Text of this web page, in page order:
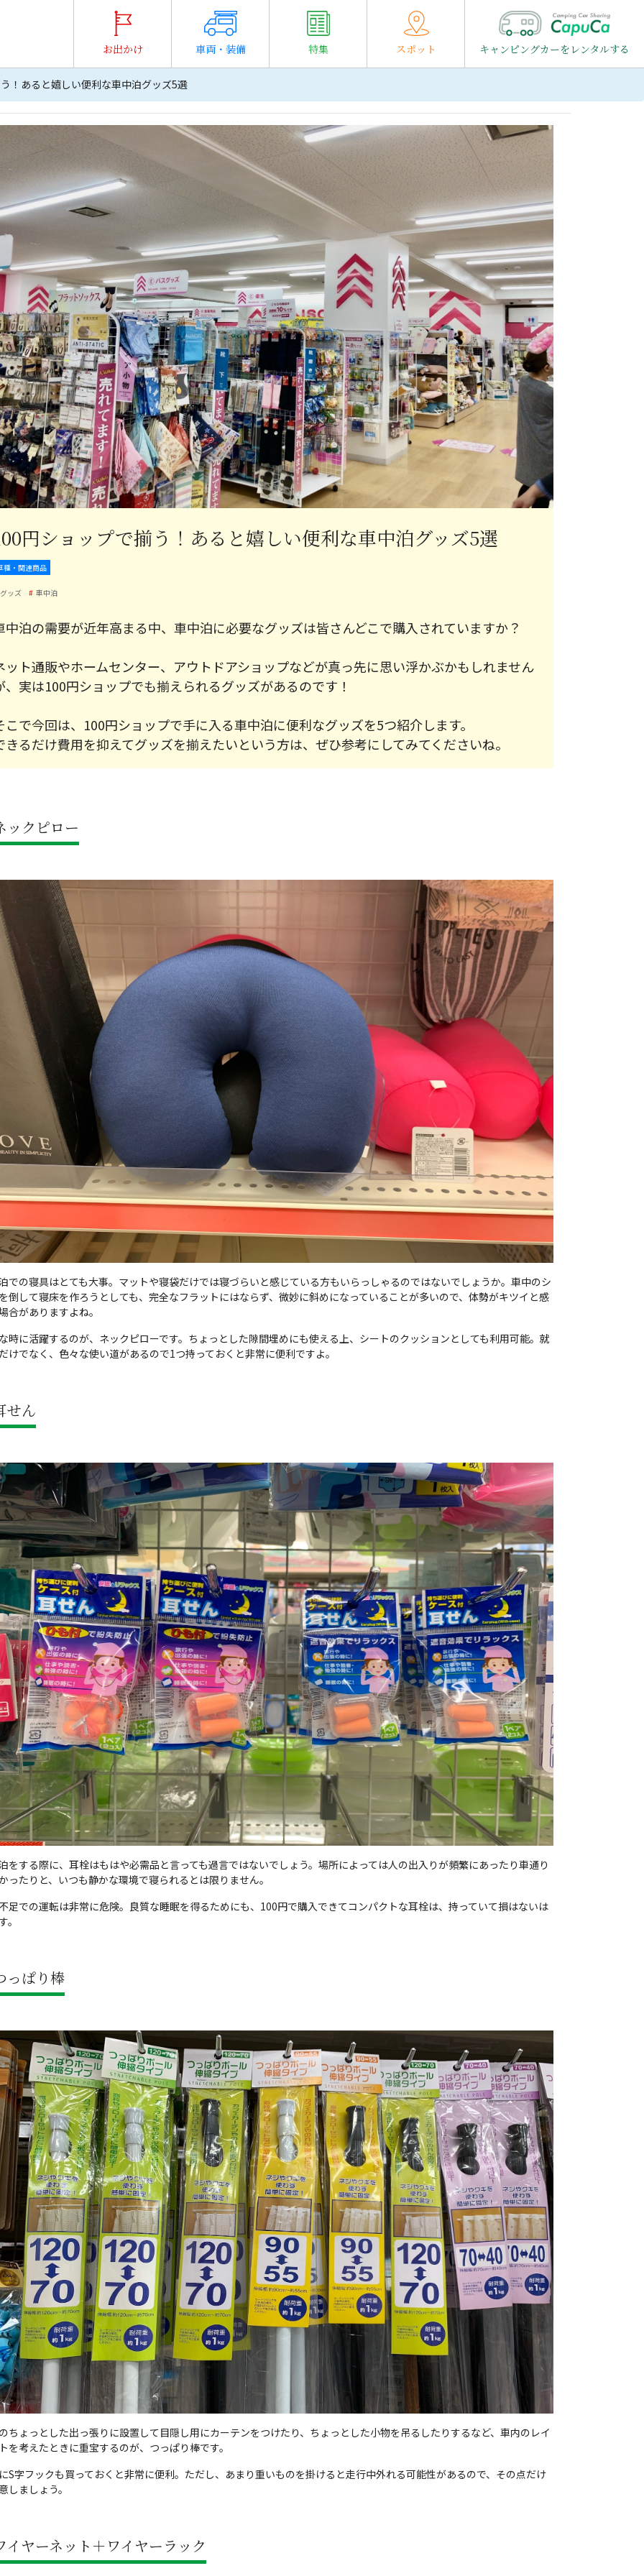
お出かけ 車両・装備 特集 スポット キャンピングカーをレンタルする
！あると嬉しい便利な車中泊グッズ5選
円ショップで揃う！あると嬉しい便利な車中泊グッズ5選
種・関連商品
グッズ 車中泊
中泊の需要が近年高まる中、車中泊に必要なグッズは皆さんどこで購入されていますか？
ット通販やホームセンター、アウトドアショップなどが真っ先に思い浮かぶかもしれません
、実は100円ショップでも揃えられるグッズがあるのです！
こで今回は、100円ショップで手に入る車中泊に便利なグッズを5つ紹介します。
きるだけ費用を抑えてグッズを揃えたいという方は、ぜひ参考にしてみてくださいね。
ックピロー
での寝具はとても大事。マットや寝袋だけでは寝づらいと感じている方もいらっしゃるのではないでしょうか。車中のシ
倒して寝床を作ろうとしても、完全なフラットにはならず、微妙に斜めになっていることが多いので、体勢がキツイと感
合がありますよね。
時に活躍するのが、ネックピローです。ちょっとした隙間埋めにも使える上、シートのクッションとしても利用可能。就
けでなく、色々な使い道があるので1つ持っておくと非常に便利ですよ。
せん
をする際に、耳栓はもはや必需品と言っても過言ではないでしょう。場所によっては人の出入りが頻繁にあったり車通り
ったりと、いつも静かな環境で寝られるとは限りません。
足での運転は非常に危険。良質な睡眠を得るためにも、100円で購入できてコンパクトな耳栓は、持っていて損はないは
。
っぱり棒
ちょっとした出っ張りに設置して目隠し用にカーテンをつけたり、ちょっとした小物を吊るしたりするなど、車内のレイ
を考えたときに重宝するのが、つっぱり棒です。
S字フックも買っておくと非常に便利。ただし、あまり重いものを掛けると走行中外れる可能性があるので、その点だけ
しましょう。
イヤーネット＋ワイヤーラック